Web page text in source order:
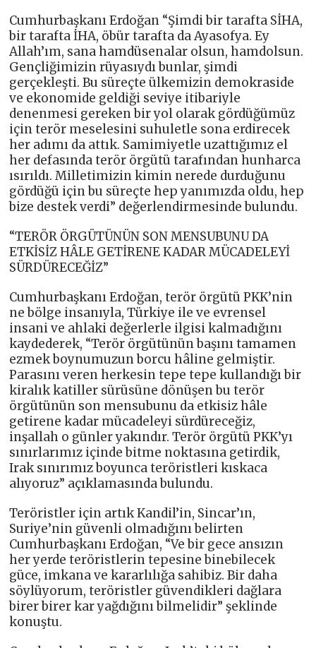
Cumhurbaşkanı Erdoğan “Şimdi bir tarafta SİHA,
bir tarafta İHA, öbür tarafta da Ayasofya. Ey
Allah’ım, sana hamdüsenalar olsun, hamdolsun.
Gençliğimizin rüyasıydı bunlar, şimdi
gerçekleşti. Bu süreçte ülkemizin demokraside
ve ekonomide geldiği seviye itibariyle
denenmesi gereken bir yol olarak gördüğümüz
için terör meselesini suhuletle sona erdirecek
her adımı da attık. Samimiyetle uzattığımız el
her defasında terör örgütü tarafından hunharca
ısırıldı. Milletimizin kimin nerede durduğunu
gördüğü için bu süreçte hep yanımızda oldu, hep
bize destek verdi” değerlendirmesinde bulundu.
“TERÖR ÖRGÜTÜNÜN SON MENSUBUNU DA
ETKİSİZ HÂLE GETİRENE KADAR MÜCADELEYİ
SÜRDÜRECEĞİZ”
Cumhurbaşkanı Erdoğan, terör örgütü PKK’nin
ne bölge insanıyla, Türkiye ile ve evrensel
insani ve ahlaki değerlerle ilgisi kalmadığını
kaydederek, “Terör örgütünün başını tamamen
ezmek boynumuzun borcu hâline gelmiştir.
Parasını veren herkesin tepe tepe kullandığı bir
kiralık katiller sürüsüne dönüşen bu terör
örgütünün son mensubunu da etkisiz hâle
getirene kadar mücadeleyi sürdüreceğiz,
inşallah o günler yakındır. Terör örgütü PKK’yı
sınırlarımız içinde bitme noktasına getirdik,
Irak sınırımız boyunca teröristleri kıskaca
alıyoruz” açıklamasında bulundu.
Teröristler için artık Kandil’in, Sincar’ın,
Suriye’nin güvenli olmadığını belirten
Cumhurbaşkanı Erdoğan, “Ve bir gece ansızın
her yerde teröristlerin tepesine binebilecek
güce, imkana ve kararlılığa sahibiz. Bir daha
söylüyorum, teröristler güvendikleri dağlara
birer birer kar yağdığını bilmelidir” şeklinde
konuştu.